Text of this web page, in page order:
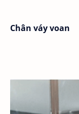
Chân váy voan